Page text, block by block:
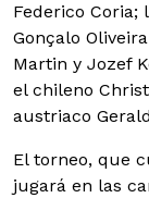
Federico Coria;
Gonçalo
Martin y Jozef
el chileno
austriaco
El torneo, que
jugará en las